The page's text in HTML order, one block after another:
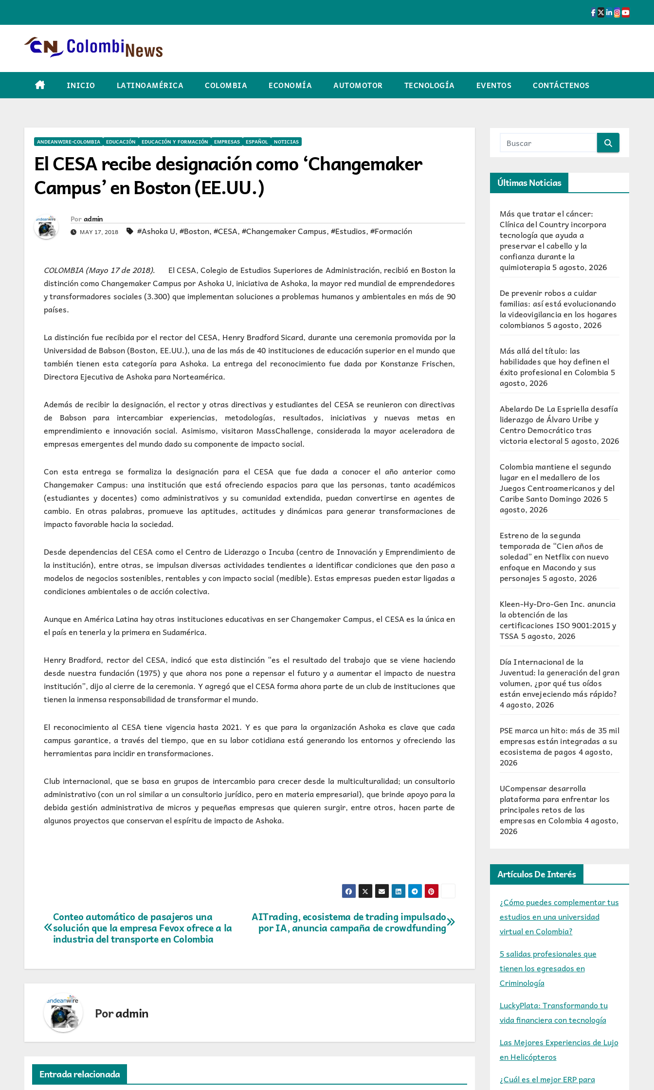
INICIO LATINOAMÉRICA COLOMBIA ECONOMÍA AUTOMOTOR TECNOLOGÍA EVENTOS CONTÁCTENOS
ANDEANWIRE-COLOMBIA EDUCACIÓN EDUCACIÓN Y FORMACIÓN EMPRESAS ESPAÑOL NOTICIAS
El CESA recibe designación como ‘Changemaker
Campus’ en Boston (EE.UU.)
Por admin
MAY 17, 2018 #Ashoka U,#Boston,#CESA,#Changemaker Campus,#Estudios,#Formación
COLOMBIA (Mayo 17 de 2018).
El CESA, Colegio de Estudios Superiores de Administración, recibió en Boston la
distinción como Changemaker Campus por Ashoka U, iniciativa de Ashoka, la mayor red mundial de emprendedores
y transformadores sociales (3.300) que implementan soluciones a problemas humanos y ambientales en más de 90
países.
La distinción fue recibida por el rector del CESA, Henry Bradford Sicard, durante una ceremonia promovida por la
Universidad de Babson (Boston, EE.UU.), una de las más de 40 instituciones de educación superior en el mundo que
también tienen esta categoría para Ashoka. La entrega del reconocimiento fue dada por Konstanze Frischen,
Directora Ejecutiva de Ashoka para Norteamérica.
Además de recibir la designación, el rector y otras directivas y estudiantes del CESA se reunieron con directivas
de Babson para intercambiar experiencias, metodologías, resultados, iniciativas y nuevas metas en
emprendimiento e innovación social. Asimismo, visitaron MassChallenge, considerada la mayor aceleradora de
empresas emergentes del mundo dado su componente de impacto social.
Con esta entrega se formaliza la designación para el CESA que fue dada a conocer el año anterior como
Changemaker Campus: una institución que está ofreciendo espacios para que las personas, tanto académicos
(estudiantes y docentes) como administrativos y su comunidad extendida, puedan convertirse en agentes de
cambio. En otras palabras, promueve las aptitudes, actitudes y dinámicas para generar transformaciones de
impacto favorable hacia la sociedad.
Desde dependencias del CESA como el Centro de Liderazgo o Incuba (centro de Innovación y Emprendimiento de
la institución), entre otras, se impulsan diversas actividades tendientes a identificar condiciones que den paso a
modelos de negocios sostenibles, rentables y con impacto social (medible). Estas empresas pueden estar ligadas a
condiciones ambientales o de acción colectiva.
Aunque en América Latina hay otras instituciones educativas en ser Changemaker Campus, el CESA es la única en
el país en tenerla y la primera en Sudamérica.
Henry Bradford, rector del CESA, indicó que esta distinción “es el resultado del trabajo que se viene haciendo
desde nuestra fundación (1975) y que ahora nos pone a repensar el futuro y a aumentar el impacto de nuestra
institución”, dijo al cierre de la ceremonia. Y agregó que el CESA forma ahora parte de un club de instituciones que
tienen la inmensa responsabilidad de transformar el mundo.
El reconocimiento al CESA tiene vigencia hasta 2021. Y es que para la organización Ashoka es clave que cada
campus garantice, a través del tiempo, que en su labor cotidiana está generando los entornos y ofreciendo las
herramientas para incidir en transformaciones.
Club internacional, que se basa en grupos de intercambio para crecer desde la multiculturalidad; un consultorio
administrativo (con un rol similar a un consultorio jurídico, pero en materia empresarial), que brinde apoyo para la
debida gestión administrativa de micros y pequeñas empresas que quieren surgir, entre otros, hacen parte de
algunos proyectos que conservan el espíritu de impacto de Ashoka.
Navegación
de
AITrading, ecosistema de trading impulsado
por IA, anuncia campaña de crowdfunding
Conteo automático de pasajeros una
solución que la empresa Fevox ofrece a la
industria del transporte en Colombia
Poradmin
Entrada relacionada
Últimas Noticias
Más que tratar el cáncer:
Clínica del Country incorpora
tecnología que ayuda a
preservar el cabello y la
confianza durante la
quimioterapia5 agosto, 2026
De prevenir robos a cuidar
familias: así está evolucionando
la videovigilancia en los hogares
colombianos 5 agosto, 2026
Más allá del título: las
habilidades que hoy definen el
éxito profesional en Colombia 5
agosto, 2026
Abelardo De La Espriella desafía
liderazgo de Álvaro Uribe y
Centro Democrático tras
victoria electoral 5 agosto, 2026
Colombia mantiene el segundo
lugar en el medallero de los
Juegos Centroamericanos y del
Caribe Santo Domingo 2026 5
agosto, 2026
Estreno de la segunda
temporada de “Cien años de
soledad” en Netflix con nuevo
enfoque en Macondo y sus
personajes 5 agosto, 2026
Kleen-Hy-Dro-Gen Inc. anuncia
la obtención de las
certificaciones ISO 9001:2015 y
TSSA 5 agosto, 2026
Día Internacional de la
Juventud: la generación del gran
volumen, ¿por qué tus oídos
están envejeciendo más rápido?
4 agosto, 2026
PSE marca un hito: más de 35 mil
empresas están integradas a su
ecosistema de pagos 4 agosto,
2026
UCompensar desarrolla
plataforma para enfrentar los
principales retos de las
empresas en Colombia4 agosto,
2026
Artículos De Interés
¿Cómo puedes complementar tus
estudios en una universidad
virtual en Colombia?
5 salidas profesionales que
tienen los egresados en
Criminología
LuckyPlata: Transformando tu
vida financiera con tecnología
Las Mejores Experiencias de Lujo
en Helicópteros
¿Cuál es el mejor ERP para